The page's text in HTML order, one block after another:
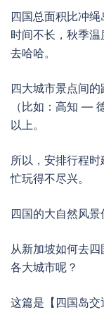
四国总面积比冲
时间不长，秋季
去哈哈。
四大城市景点间
（比如：高知 —
以上。
所以，安排行程
忙玩得不尽兴。
四国的大自然风
从新加坡如何去
各大城市呢？
这篇是【四国岛